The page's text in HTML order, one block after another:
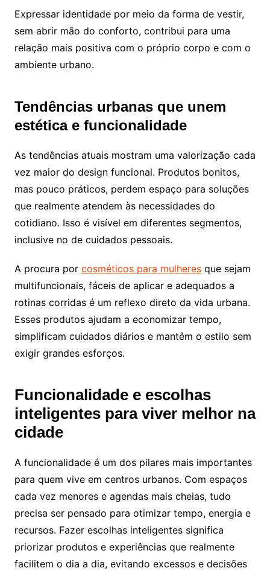
Expressar identidade por meio da forma de vestir,
sem abrir mão do conforto, contribui para uma
relação mais positiva com o próprio corpo e com o
ambiente urbano.
Tendências urbanas que unem
estética e funcionalidade
As tendências atuais mostram uma valorização cada
vez maior do design funcional. Produtos bonitos,
mas pouco práticos, perdem espaço para soluções
que realmente atendem às necessidades do
cotidiano. Isso é visível em diferentes segmentos,
inclusive no de cuidados pessoais.
A procura por cosméticos para mulheresque sejam
multifuncionais, fáceis de aplicar e adequados a
rotinas corridas é um reflexo direto da vida urbana.
Esses produtos ajudam a economizar tempo,
simplificam cuidados diários e mantêm o estilo sem
exigir grandes esforços.
Funcionalidade e escolhas
inteligentes para viver melhor na
cidade
A funcionalidade é um dos pilares mais importantes
para quem vive em centros urbanos. Com espaços
cada vez menores e agendas mais cheias, tudo
precisa ser pensado para otimizar tempo, energia e
recursos. Fazer escolhas inteligentes significa
priorizar produtos e experiências que realmente
facilitem o dia a dia, evitando excessos e decisões